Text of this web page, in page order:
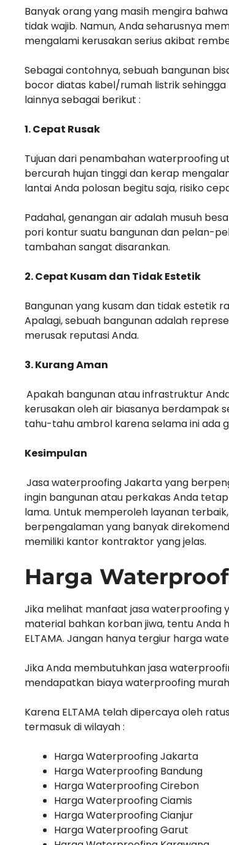
Banyak orang yang masih mengira
tidak wajib. Namun, Anda seharusnya
mengalami kerusakan serius akibat
Sebagai contohnya, sebuah bangunan
bocor diatas kabel/rumah listrik
lainnya sebagai berikut :
1. Cepat Rusak
Tujuan dari penambahan waterproofing
bercurah hujan tinggi dan kerap
lantai Anda polosan begitu saja, risiko
Padahal, genangan air adalah musuh
pori kontur suatu bangunan dan pelan-
tambahan sangat disarankan.
2. Cepat Kusam dan Tidak Estetik
Bangunan yang kusam dan tidak estetik
Apalagi, sebuah bangunan adalah
merusak reputasi Anda.
3. Kurang Aman
Apakah bangunan atau infrastruktur
kerusakan oleh air biasanya berdampak
tahu-tahu ambrol karena selama ini ada
Kesimpulan
Jasa waterproofing Jakarta yang
ingin bangunan atau perkakas Anda
lama. Untuk memperoleh layanan
berpengalaman yang banyak
memiliki kantor kontraktor yang jelas.
Harga
Jika melihat manfaat jasa waterproofing
material bahkan korban jiwa, tentu
ELTAMA. Jangan hanya tergiur harga
Jika Anda membutuhkan jasa
mendapatkan biaya waterproofing
Karena ELTAMA telah dipercaya oleh
termasuk di wilayah :
Harga Waterproofing Jakarta
Harga Waterproofing Bandung
Harga Waterproofing Cirebon
Harga Waterproofing Ciamis
Harga Waterproofing Cianjur
Harga Waterproofing Garut